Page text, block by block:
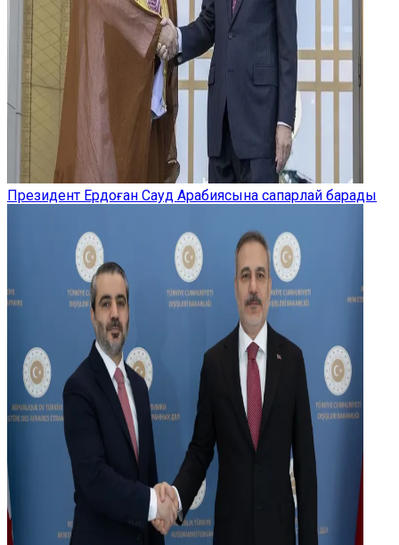
Президент Ердоған Сауд Арабиясына сапарлай барады